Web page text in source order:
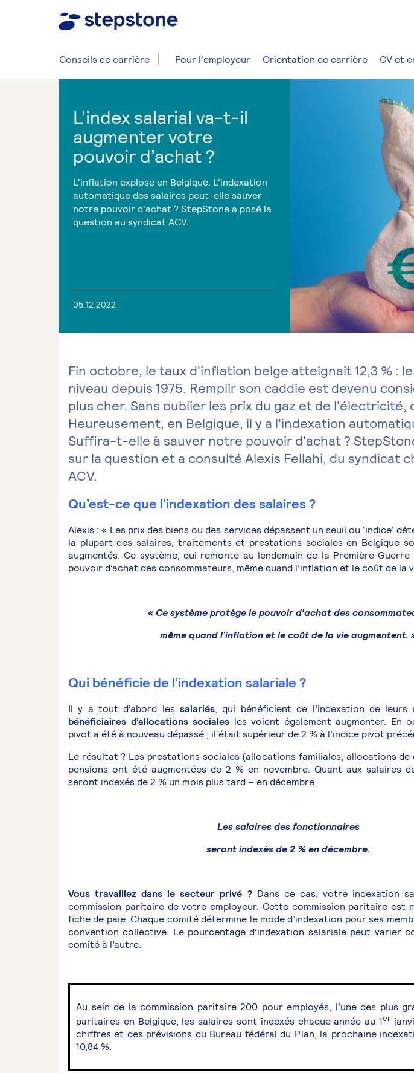
Conseils de carrière Pour l'employeur Orientation de carrière CV et
L’index salarial va-t-il
augmenter votre
pouvoir d’achat ?
L'inflation explose en Belgique. L'indexation
automatique des salaires peut-elle sauver
notre pouvoir d'achat ? StepStone a posé la
question au syndicat ACV.
05.12.2022
Fin octobre, le taux d'inflation belge atteignait 12,3 % :
niveau depuis 1975. Remplir son caddie est devenu
plus cher. Sans oublier les prix du gaz et de l'électricité,
Heureusement, en Belgique, il y a l'indexation
Suffira-t-elle à sauver notre pouvoir d'achat ?
sur la question et a consulté Alexis Fellahi, du syndicat
ACV.
Qu’est-ce que l’indexation des salaires ?
Alexis : « Les prix des biens ou des services dépassent un seuil ou ‘indice’
la plupart des salaires, traitements et prestations sociales en Belgique
augmentés. Ce système, qui remonte au lendemain de la Première
pouvoir d’achat des consommateurs, même quand l’inflation et le coût de la
« Ce système protège le pouvoir d’achat des
même quand l’inflation et le coût de la vie augmentent.
Qui bénéficie de l’indexation salariale ?
Il y a tout d’abord lessalariés, qui bénéficient de l’indexation de leurs
bénéficiaires d’allocations sociales les voient également augmenter. En
pivot a été à nouveau dépassé ; il était supérieur de 2 % à l’indice pivot
Le résultat ? Les prestations sociales (allocations familiales, allocations de
pensions ont été augmentées de 2 % en novembre. Quant aux salaires
seront indexés de 2 % un mois plus tard – en décembre.
Les salaires des fonctionnaires
seront indexés de 2 % en décembre.
Vous travaillez dans le secteur privé ?Dans ce cas, votre indexation
commission paritaire de votre employeur. Cette commission paritaire est
fiche de paie. Chaque comité détermine le mode d’indexation pour ses
convention collective. Le pourcentage d’indexation salariale peut varier
comité à l’autre.
Au sein de la commission paritaire 200 pour employés, l’une des plus
paritaires en Belgique, les salaires sont indexés chaque année au 1er
chiffres et des prévisions du Bureau fédéral du Plan, la prochaine
10,84 %.